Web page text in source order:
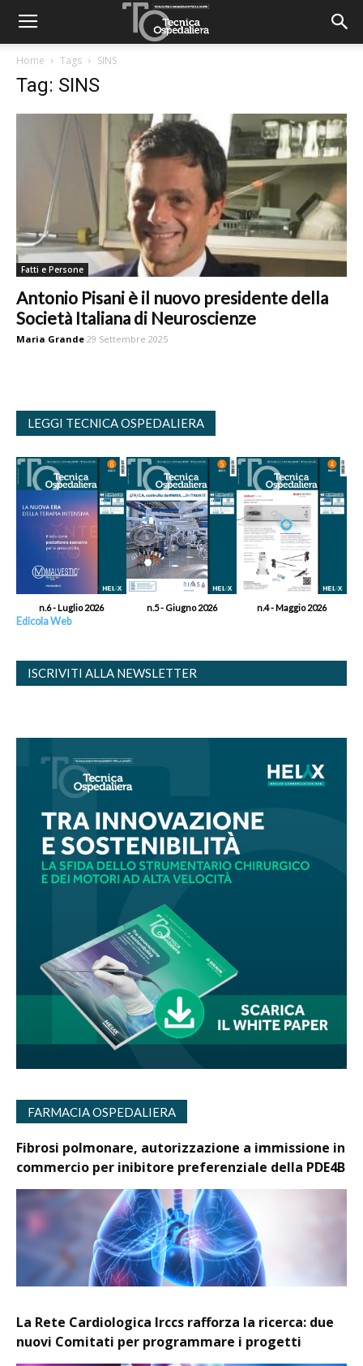
Home Tags SINS
Tag: SINS
Fatti e Persone
Antonio Pisani è il nuovo presidente della
Società Italiana di Neuroscienze
Maria Grande 29 Settembre 2025
LEGGI TECNICA OSPEDALIERA
n.6 - Luglio 2026 n.5 - Giugno 2026 n.4 - Maggio 2026
Edicola Web
ISCRIVITI ALLA NEWSLETTER
FARMACIA OSPEDALIERA
Fibrosi polmonare, autorizzazione a immissione in
commercio per inibitore preferenziale della PDE4B
La Rete Cardiologica Irccs rafforza la ricerca: due
nuovi Comitati per programmare i progetti